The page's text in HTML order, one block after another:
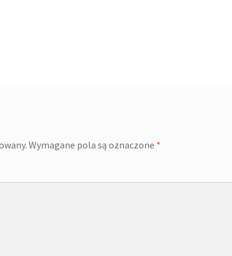
Wymagane pola są oznaczone *